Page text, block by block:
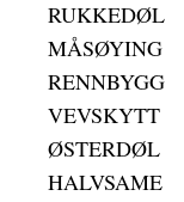
RUKKEDØL
MÅSØYING
RENNBYGG
VEVSKYTT
ØSTERDØL
HALVSAME